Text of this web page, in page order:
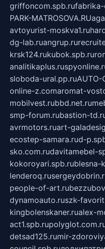
griffoncom.spb.rufabrika-
PARK-MATROSOVA.RU
avtoyurist-moskva1.ru
dg-lab.ruangrup.ru
krsk124.rukubok.spb.ru
analitikaplus.ru
sloboda-ural.pp.ruAUTO-
online-z.comaromat-
mobilvest.rubbd.net.ru
smp-forum.rubastion-
avrmotors.ruart-
ecostep-samara.rud-
sko.com.rudavitamebel-
kokoroyari.spb.rublesna-
lenderoq.ru
people-of-art.ru
dynamoauto.ruszk-
kingbolenskaner.rualex-
act1.spb.ru
detsad125.rumir-